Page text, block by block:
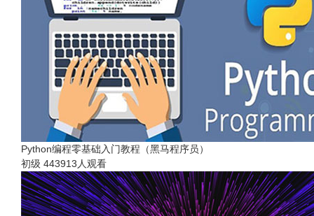
Python编程零基础入门教程（黑马程序员）
初级 443913人观看